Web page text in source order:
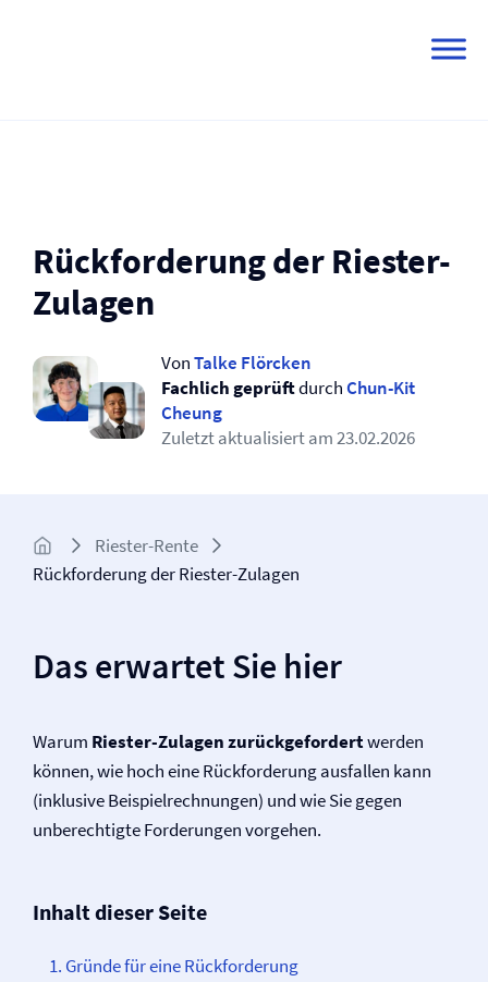
Rückforderung der Riester-
Zulagen
VonTalke Flörcken
Fachlich geprüftdurchChun-Kit
Cheung
Zuletzt aktualisiert am23.02.2026
Riester-Rente
Rückforderung der Riester-Zulagen
Das erwartet Sie hier
Warum Riester-Zulagen zurückgefordertwerden
können, wie hoch eine Rückforderung ausfallen kann
(inklusive Beispielrechnungen) und wie Sie gegen
unberechtigte Forderungen vorgehen.
Inhalt dieser Seite
Gründe für eine Rückforderung